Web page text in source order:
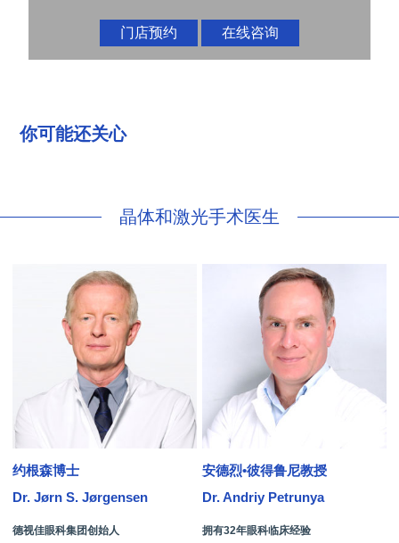
门店预约 在线咨询
你可能还关心
晶体和激光手术医生
约根森博士
Dr. Jørn S. Jørgensen
德视佳眼科集团创始人
安德烈•彼得鲁尼教授
Dr. Andriy Petrunya
拥有32年眼科临床经验